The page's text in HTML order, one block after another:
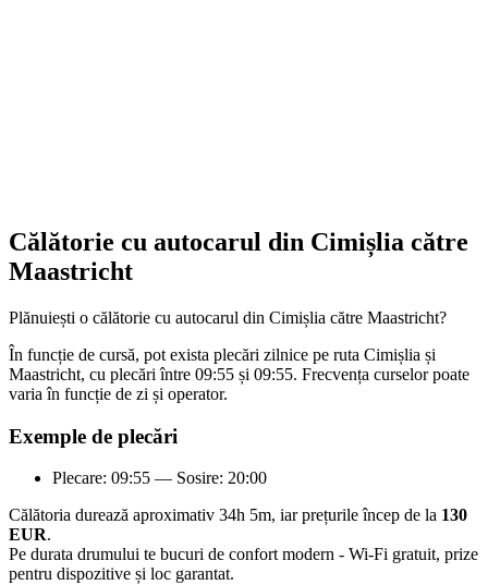
Călătorie cu autocarul din Cimișlia către
Maastricht
Plănuiești o călătorie cu autocarul din Cimișlia către Maastricht?
În funcție de cursă, pot exista plecări zilnice pe ruta Cimișlia și
Maastricht, cu plecări între 09:55 și 09:55. Frecvența curselor poate
varia în funcție de zi și operator.
Exemple de plecări
Plecare: 09:55 — Sosire: 20:00
Călătoria durează aproximativ 34h 5m, iar prețurile încep de la 130
EUR.
Pe durata drumului te bucuri de confort modern - Wi-Fi gratuit, prize
pentru dispozitive și loc garantat.